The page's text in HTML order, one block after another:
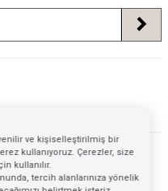
ve kişiselleştirilmiş bir
kullanıyoruz. Çerezler, size
kullanılır.
tercih alanlarınıza yönelik